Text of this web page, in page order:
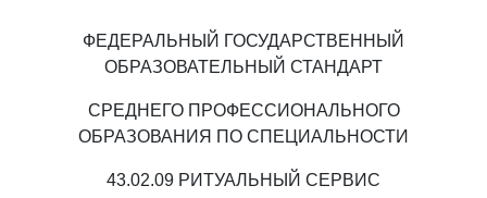
ФЕДЕРАЛЬНЫЙ ГОСУДАРСТВЕННЫЙ
ОБРАЗОВАТЕЛЬНЫЙ СТАНДАРТ
СРЕДНЕГО ПРОФЕССИОНАЛЬНОГО
ОБРАЗОВАНИЯ ПО СПЕЦИАЛЬНОСТИ
43.02.09 РИТУАЛЬНЫЙ СЕРВИС